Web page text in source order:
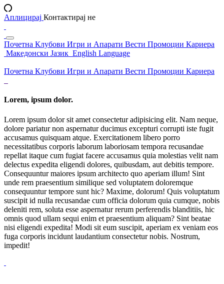
Аплицирај Контактирај не
Почетна Клубови Игри и Апарати Вести Промоции Кариера
Македонски Јазик English Language
Почетна Клубови Игри и Апарати Вести Промоции Кариера
Lorem, ipsum dolor.
Lorem ipsum dolor sit amet consectetur adipisicing elit. Nam neque,
dolore pariatur non aspernatur ducimus excepturi corrupti iste fugit
accusamus quisquam atque. Exercitationem libero porro
necessitatibus corporis laborum laboriosam tempora recusandae
repellat itaque cum fugiat facere accusamus quia molestias velit nam
delectus expedita eligendi dolores, quibusdam, aut debitis tempore.
Consequuntur maiores ipsum architecto quo aperiam illum! Sint
unde rem praesentium similique sed voluptatem doloremque
consequuntur tempore sunt hic? Maxime, dolorum! Quis voluptatum
suscipit id nulla recusandae cum officia dolorum quia cumque, nobis
deleniti rem, soluta esse aspernatur rerum perferendis blanditiis, hic
omnis quod ullam sequi enim et praesentium aliquam? Sint beatae
nisi eligendi expedita! Modi sit eum suscipit, aperiam ex veniam eos
fuga corporis incidunt laudantium consectetur nobis. Nostrum,
impedit!